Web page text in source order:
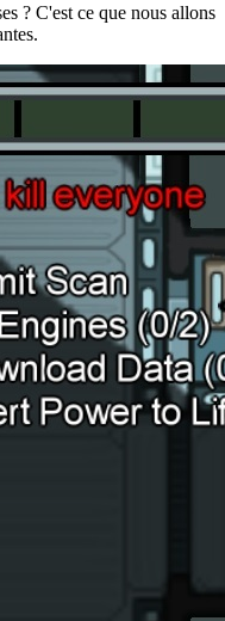
? C'est ce que nous allons